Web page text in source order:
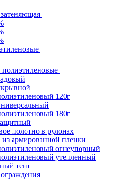
полиэтиленовые
120г
180г
полотно в рулонах
армированной пленки
огнеупорный
утепленный
тент